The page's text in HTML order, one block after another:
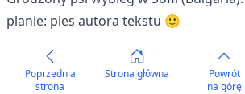
planie: pies autora tekstu 🙂
Poprzednia
strona
Strona główna
Powrót
na górę